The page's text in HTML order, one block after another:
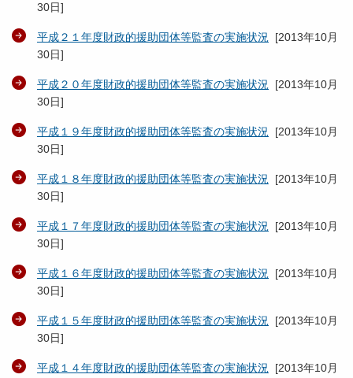
30日]
平成２１年度財政的援助団体等監査の実施状況 [2013年10月
30日]
平成２０年度財政的援助団体等監査の実施状況 [2013年10月
30日]
平成１９年度財政的援助団体等監査の実施状況 [2013年10月
30日]
平成１８年度財政的援助団体等監査の実施状況 [2013年10月
30日]
平成１７年度財政的援助団体等監査の実施状況 [2013年10月
30日]
平成１６年度財政的援助団体等監査の実施状況 [2013年10月
30日]
平成１５年度財政的援助団体等監査の実施状況 [2013年10月
30日]
平成１４年度財政的援助団体等監査の実施状況 [2013年10月